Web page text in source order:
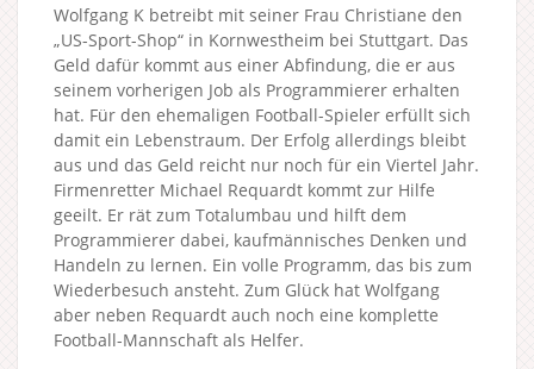
Wolfgang K betreibt mit seiner Frau Christiane den
„US-Sport-Shop“ in Kornwestheim bei Stuttgart. Das
Geld dafür kommt aus einer Abfindung, die er aus
seinem vorherigen Job als Programmierer erhalten
hat. Für den ehemaligen Football-Spieler erfüllt sich
damit ein Lebenstraum. Der Erfolg allerdings bleibt
aus und das Geld reicht nur noch für ein Viertel Jahr.
Firmenretter Michael Requardt kommt zur Hilfe
geeilt. Er rät zum Totalumbau und hilft dem
Programmierer dabei, kaufmännisches Denken und
Handeln zu lernen. Ein volle Programm, das bis zum
Wiederbesuch ansteht. Zum Glück hat Wolfgang
aber neben Requardt auch noch eine komplette
Football-Mannschaft als Helfer.